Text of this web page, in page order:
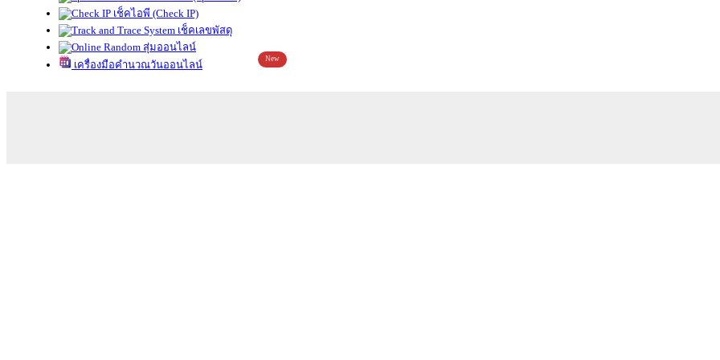
เช็คไอพี (Check IP)
เช็คเลขพัสดุ
สุ่มออนไลน์
เครื่องมือคำนวณวันออนไลน์
New